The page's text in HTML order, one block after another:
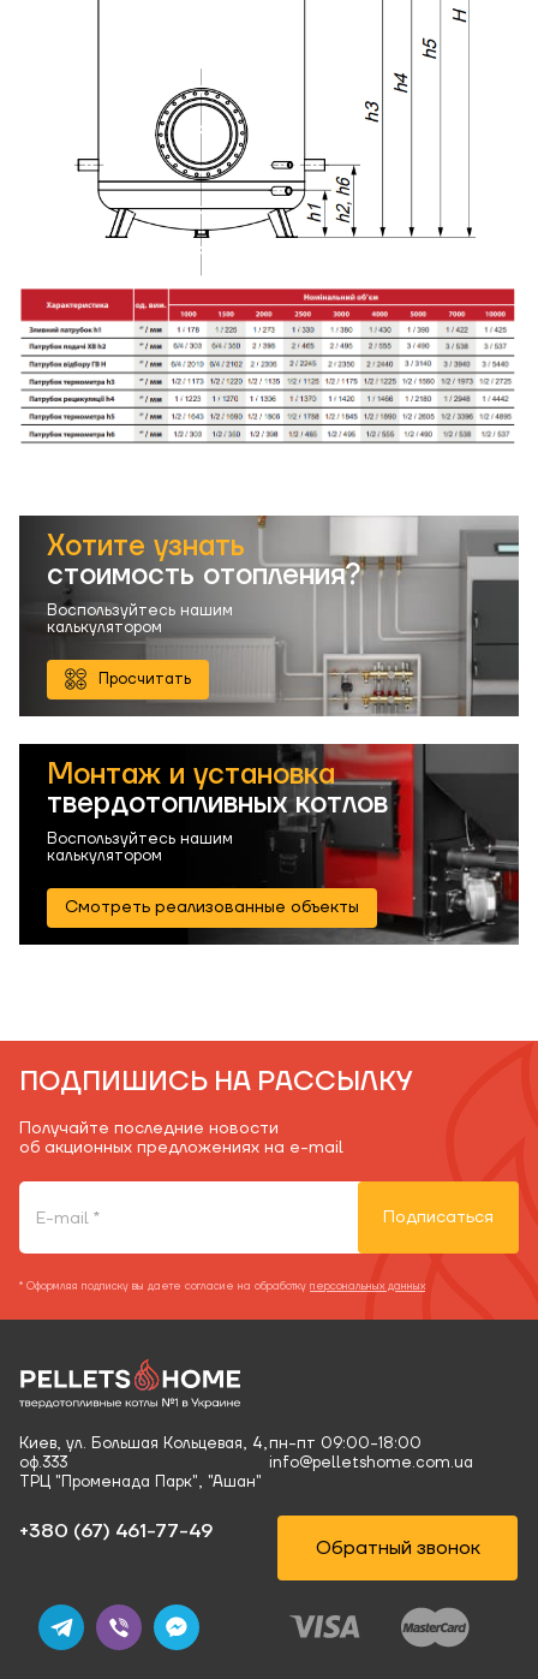
Хотите узнать
стоимость отопления?
Воспользуйтесь нашим
калькулятором
Просчитать
Монтаж и установка
твердотопливных котлов
Воспользуйтесь нашим
калькулятором
Смотреть реализованные объекты
ПОДПИШИСЬ НА РАССЫЛКУ
Получайте последние новости
об акционных предложениях на e-mail
Подписаться
* Оформляя подписку вы даете согласие на обработку персональных данных
Киев, ул. Большая Кольцевая, 4,
оф.333
ТРЦ "Променада Парк", "Ашан"
пн-пт 09:00-18:00
info@pelletshome.com.ua
+380 (67) 461-77-49‬
Обратный звонок